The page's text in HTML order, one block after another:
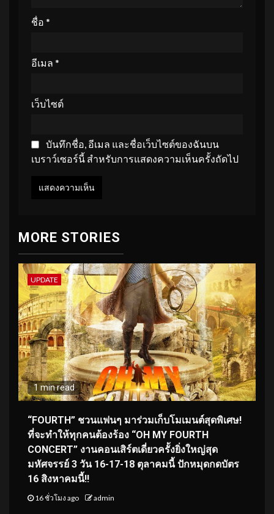
ชื่อ *
อีเมล *
เว็บไซต์
บันทึกชื่อ, อีเมล และชื่อเว็บไซต์ของฉันบน
เบราว์เซอร์นี้ สำหรับการแสดงความเห็นครั้งถัดไป
MORE STORIES
UPDATE
1 min read
“FOURTH” ชวนแฟนๆ มาร่วมเก็บโมเมนต์สุดพิเศษ!
ที่จะทำให้ทุกคนต้องร้อง “OH MY FOURTH
CONCERT” งานคอนเสิร์ตเดี่ยวครั้งยิ่งใหญ่สุด
มหัศจรรย์ 3 วัน 16-17-18 ตุลาคมนี้ ปักหมุดกดบัตร
16 สิงหาคมนี้!!
16 ชั่วโมง ago admin